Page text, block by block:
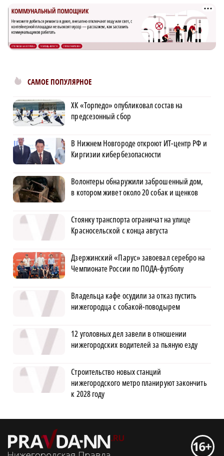
САМОЕ ПОПУЛЯРНОЕ
ХК «Торпедо» опубликовал состав на
предсезонный сбор
В Нижнем Новгороде откроют ИТ-центр РФ и
Киргизии кибербезопасности
Волонтеры обнаружили заброшенный дом,
в котором живет около 20 собак и щенков
Стоянку транспорта ограничат на улице
Красносельской с конца августа
Дзержинский «Парус» завоевал серебро на
Чемпионате России по ПОДА-футболу
Владельца кафе осудили за отказ пустить
нижегородца с собакой-поводырем
12 уголовных дел завели в отношении
нижегородских водителей за пьяную езду
Строительство новых станций
нижегородского метро планируют закончить
к 2028 году